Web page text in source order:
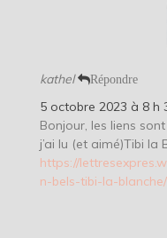
kathel Répondre
5 octobre 2023 à 8 h
Bonjour, les liens
j’ai lu (et aimé)Tibi la
https://
n-bels-tibi-la-blanche/